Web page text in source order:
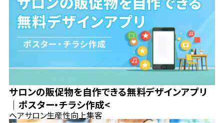
サロンの販促物を自作できる無料デザインアプリ
｜ポスター・チラシ作成<
ヘアサロン生産性向上集客